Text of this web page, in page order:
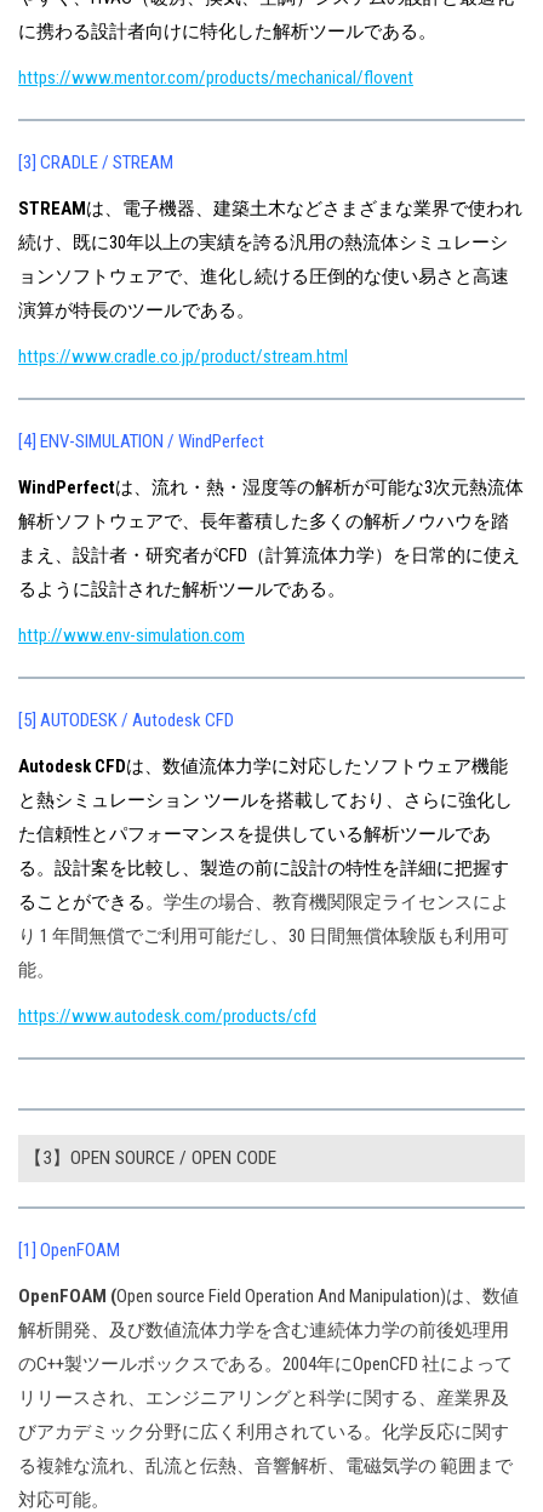
に携わる設計者向けに特化した解析ツールである。
https://www.mentor.com/products/mechanical/flovent
[3] CRADLE / STREAM
STREAMは、電子機器、建築土木などさまざまな業界で使われ
続け、既に30年以上の実績を誇る汎用の熱流体シミュレーシ
ョンソフトウェアで、進化し続ける圧倒的な使い易さと高速
演算が特長のツールである。
https://www.cradle.co.jp/product/stream.html
[4] ENV-SIMULATION / WindPerfect
WindPerfectは、流れ・熱・湿度等の解析が可能な3次元熱流体
解析ソフトウェアで、長年蓄積した多くの解析ノウハウを踏
まえ、設計者・研究者がCFD（計算流体力学）を日常的に使え
るように設計された解析ツールである。
http://www.env-simulation.com
[5] AUTODESK / Autodesk CFD
Autodesk CFDは、数値流体力学に対応したソフトウェア機能
と熱シミュレーション ツールを搭載しており、さらに強化し
た信頼性とパフォーマンスを提供している解析ツールであ
る。設計案を比較し、製造の前に設計の特性を詳細に把握す
ることができる。 学生の場合、教育機関限定ライセンスによ
り 1 年間無償でご利用可能だし、30 日間無償体験版も利用可
能。
https://www.autodesk.com/products/cfd
【3】OPEN SOURCE / OPEN CODE
[1] OpenFOAM
OpenFOAM (Open source Field Operation And Manipulation)は、数値
解析開発、及び数値流体力学を含む連続体力学の前後処理用
のC++製ツールボックスである。2004年にOpenCFD 社によって
リリースされ、エンジニアリングと科学に関する、産業界及
びアカデミック分野に広く利用されている。化学反応に関す
る複雑な流れ、乱流と伝熱、音響解析、電磁気学の 範囲まで
対応可能。